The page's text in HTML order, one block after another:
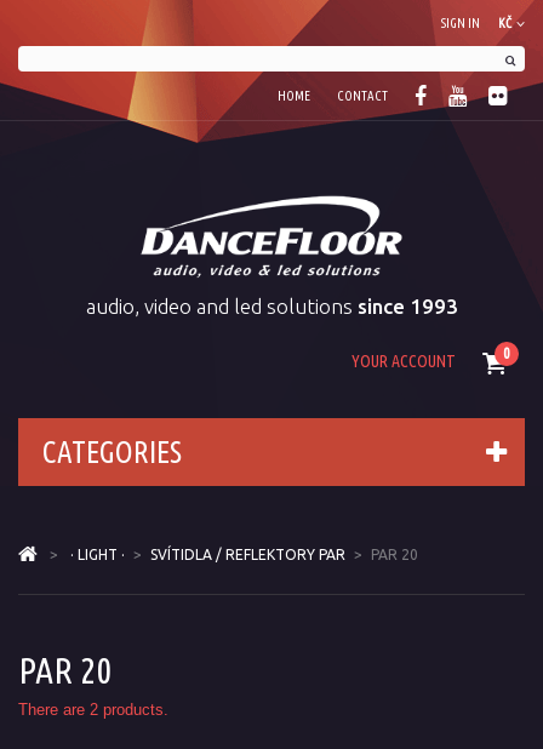
KČ
SIGN IN
HOME CONTACT
audio, video and led solutions since 1993
0
YOUR ACCOUNT
CATEGORIES
> · LIGHT · > SVÍTIDLA / REFLEKTORY PAR > PAR 20
PAR 20
There are 2 products.